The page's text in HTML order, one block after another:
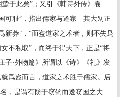
于此矣”；又引《韩诗外传》卷
可耻”，指出儒家与道家，其大别正
新莽”，“而盗道家之术者，则不失爲
不私取”，而终于得天下，正是“将
子·外物篇》所谓以《诗》《礼》发
爲盗而言，道家之术胜于儒家。后
，是谓有防于窃钩而逸窃国之大